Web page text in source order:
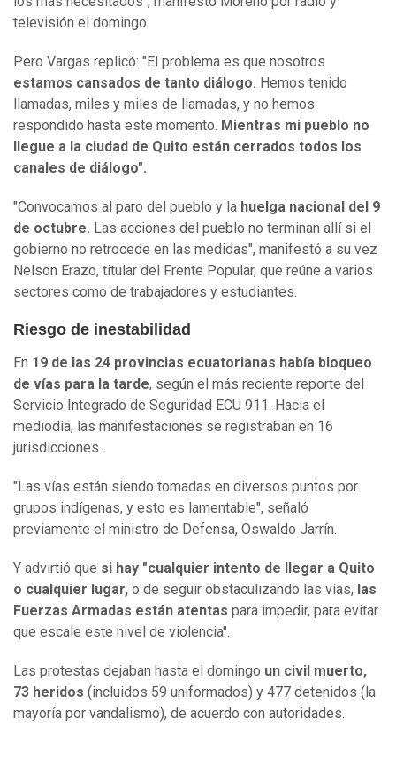
televisión el domingo.
Pero Vargas replicó: "El problema es que nosotros
estamos cansados de tanto diálogo. Hemos tenido
llamadas, miles y miles de llamadas, y no hemos
respondido hasta este momento. Mientras mi pueblo no
llegue a la ciudad de Quito están cerrados todos los
canales de diálogo".
"Convocamos al paro del pueblo y la huelga nacional del 9
de octubre. Las acciones del pueblo no terminan allí si el
gobierno no retrocede en las medidas", manifestó a su vez
Nelson Erazo, titular del Frente Popular, que reúne a varios
sectores como de trabajadores y estudiantes.
Riesgo de inestabilidad
En 19 de las 24 provincias ecuatorianas había bloqueo
de vías para la tarde, según el más reciente reporte del
Servicio Integrado de Seguridad ECU 911. Hacia el
mediodía, las manifestaciones se registraban en 16
jurisdicciones.
"Las vías están siendo tomadas en diversos puntos por
grupos indígenas, y esto es lamentable", señaló
previamente el ministro de Defensa, Oswaldo Jarrín.
Y advirtió que si hay "cualquier intento de llegar a Quito
o cualquier lugar, o de seguir obstaculizando las vías, las
Fuerzas Armadas están atentas para impedir, para evitar
que escale este nivel de violencia".
Las protestas dejaban hasta el domingo un civil muerto,
73 heridos (incluidos 59 uniformados) y 477 detenidos (la
mayoría por vandalismo), de acuerdo con autoridades.